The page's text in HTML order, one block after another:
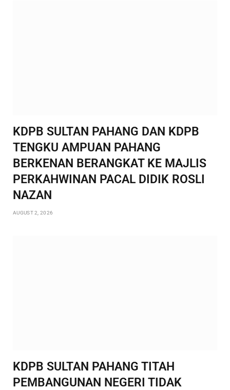
KDPB SULTAN PAHANG DAN KDPB
TENGKU AMPUAN PAHANG
BERKENAN BERANGKAT KE MAJLIS
PERKAHWINAN PACAL DIDIK ROSLI
NAZAN
AUGUST 2, 2026
KDPB SULTAN PAHANG TITAH
PEMBANGUNAN NEGERI TIDAK